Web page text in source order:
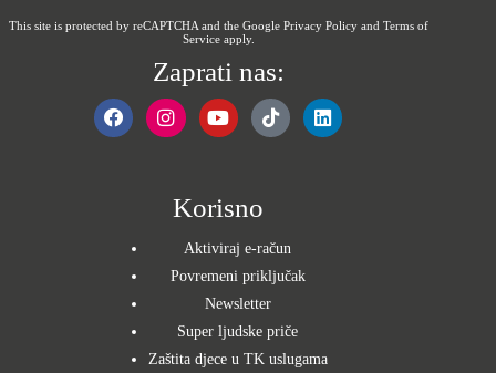
Korisno
Aktiviraj e-račun
Povremeni priključak
Newsletter
Super ljudske priče
Zaštita djece u TK uslugama
This site is protected by reCAPTCHA and the Google Privacy Policyand Terms of
Serviceapply.
Zaprati nas: